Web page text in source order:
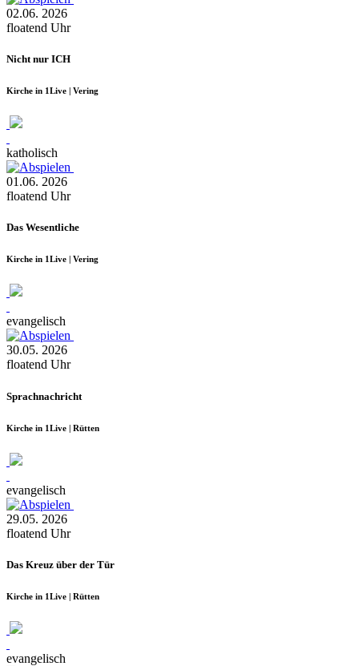
02.06. 2026
floatend Uhr
Nicht nur ICH
Kirche in 1Live | Vering
katholisch
01.06. 2026
floatend Uhr
Das Wesentliche
Kirche in 1Live | Vering
evangelisch
30.05. 2026
floatend Uhr
Sprachnachricht
Kirche in 1Live | Rütten
evangelisch
29.05. 2026
floatend Uhr
Das Kreuz über der Tür
Kirche in 1Live | Rütten
evangelisch